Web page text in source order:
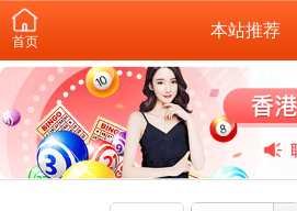
首页
本站推荐